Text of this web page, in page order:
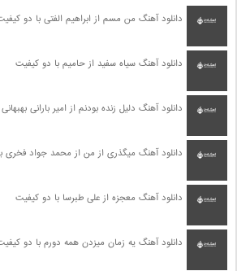
دانلود آهنگ من مسم از ابراهیم الفتی با دو
دانلود آهنگ سیاه سفید از حامیم با دو کیفیت
دانلود آهنگ دلیل زنده بودنم از امیر بارانی
دانلود آهنگ میگذری از من از محمد جواد فخری
دانلود آهنگ معجزه از علی طبرسا با دو کیفیت
دانلود آهنگ یه زمان میزدن همه دورم با دو